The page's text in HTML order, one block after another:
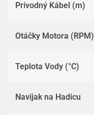
Prívodný Kábel (m)
Otáčky Motora (RPM)
Teplota Vody (°C)
Navijak na Hadicu